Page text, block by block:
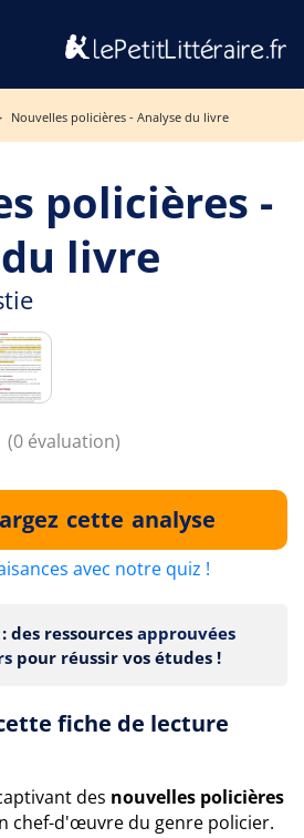
Nouvelles policières - Analyse du livre
policières -
livre
(0 évaluation)
cette analyse
avec notre quiz !
ressources approuvées
pour réussir vos études !
fiche de lecture
des nouvelles policières
chef-d'œuvre du genre policier.